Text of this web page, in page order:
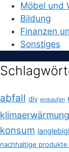
Möbel und
Bildung
Finanzen
Sonstiges
abfall diy einkaufen
klimaerwärmung
konsum
nachhaltige produkte